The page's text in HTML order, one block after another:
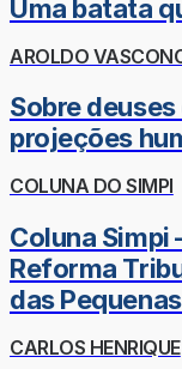
Uma batata
AROLDO
Sobre
projeções
COLUNA DO SIMPI
Coluna Simpi
Reforma
das
CARLOS HENRIQUE